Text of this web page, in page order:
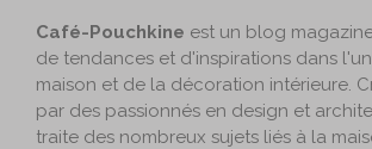
Café-Pouchkine est un blog
de tendances et d'inspirations dans
maison et de la décoration intérieure.
par des passionnés en design et
traite des nombreux sujets liés à la